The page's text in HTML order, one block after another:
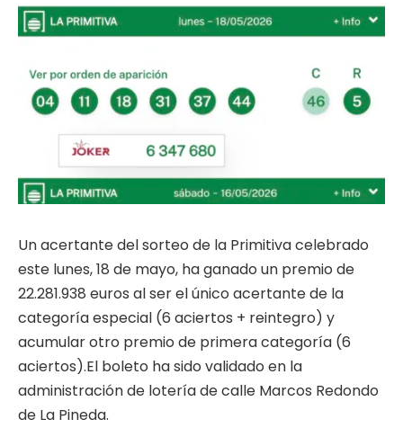
Un acertante del sorteo de la Primitiva celebrado
este lunes, 18 de mayo, ha ganado un premio de
22.281.938 euros al ser el único acertante de la
categoría especial (6 aciertos + reintegro) y
acumular otro premio de primera categoría (6
aciertos).El boleto ha sido validado en la
administración de lotería de calle Marcos Redondo
de La Pineda.